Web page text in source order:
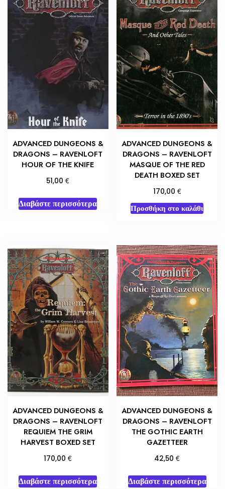
ADVANCED DUNGEONS &
DRAGONS – RAVENLOFT
HOUR OF THE KNIFE
51,00€
Διαβάστε περισσότερα
ADVANCED DUNGEONS &
DRAGONS – RAVENLOFT
MASQUE OF THE RED
DEATH BOXED SET
170,00 €
Προσθήκη στο καλάθι
ADVANCED DUNGEONS &
DRAGONS – RAVENLOFT
REQUIEM THE GRIM
HARVEST BOXED SET
170,00€
Διαβάστε περισσότερα
ADVANCED DUNGEONS &
DRAGONS – RAVENLOFT
THE GOTHIC EARTH
GAZETTEER
42,50€
Διαβάστε περισσότερα